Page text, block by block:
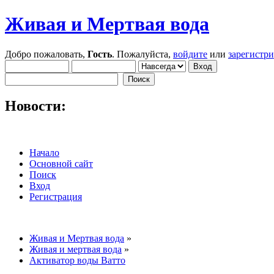
Живая и Мертвая вода
Добро пожаловать, Гость. Пожалуйста, войдите или
Новости:
Начало
Основной сайт
Поиск
Вход
Регистрация
Живая и Мертвая вода »
Живая и мертвая вода »
Активатор воды Ватто